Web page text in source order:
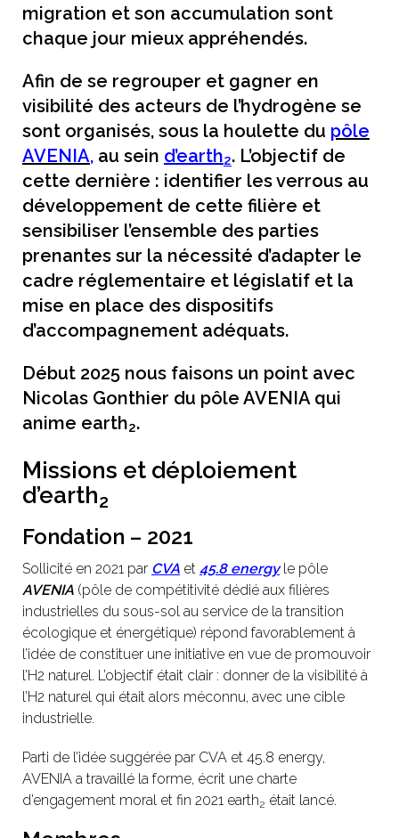
migration et son accumulation sont
chaque jour mieux appréhendés.
Afin de se regrouper et gagner en
visibilité des acteurs de l’hydrogène se
sont organisés, sous la houlette du pôle
AVENIA, au sein d’earth2. L’objectif de
cette dernière : identifier les verrous au
développement de cette filière et
sensibiliser l’ensemble des parties
prenantes sur la nécessité d’adapter le
cadre réglementaire et législatif et la
mise en place des dispositifs
d’accompagnement adéquats.
Début 2025 nous faisons un point avec
Nicolas Gonthier du pôle AVENIA qui
anime earth2.
Missions et déploiement
d’earth2
Fondation – 2021
Sollicité en 2021 par CVA et 45.8 energy le pôle
AVENIA (pôle de compétitivité dédié aux filières
industrielles du sous-sol au service de la transition
écologique et énergétique) répond favorablement à
l’idée de constituer une initiative en vue de promouvoir
l’H2 naturel. L’objectif était clair : donner de la visibilité à
l’H2 naturel qui était alors méconnu, avec une cible
industrielle.
Parti de l’idée suggérée par CVA et 45.8 energy,
AVENIA a travaillé la forme, écrit une charte
d’engagement moral et fin 2021 earth2 était lancé.